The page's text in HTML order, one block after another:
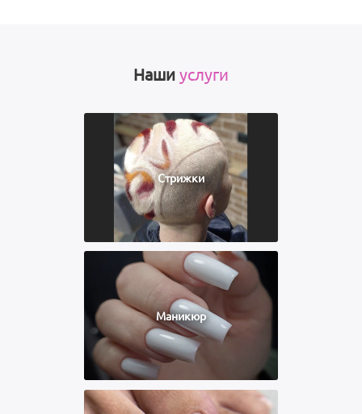
Наши услуги
Стрижки
Маникюр